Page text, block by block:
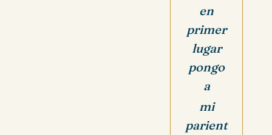
en
primer
lugar
pongo
a
mi
parient